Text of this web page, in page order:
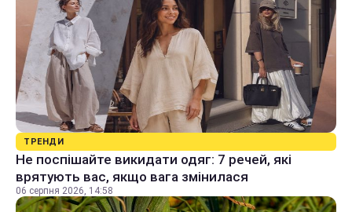
ТРЕНДИ
Не поспішайте викидати одяг: 7 речей, які
врятують вас, якщо вага змінилася
06 серпня 2026, 14:58